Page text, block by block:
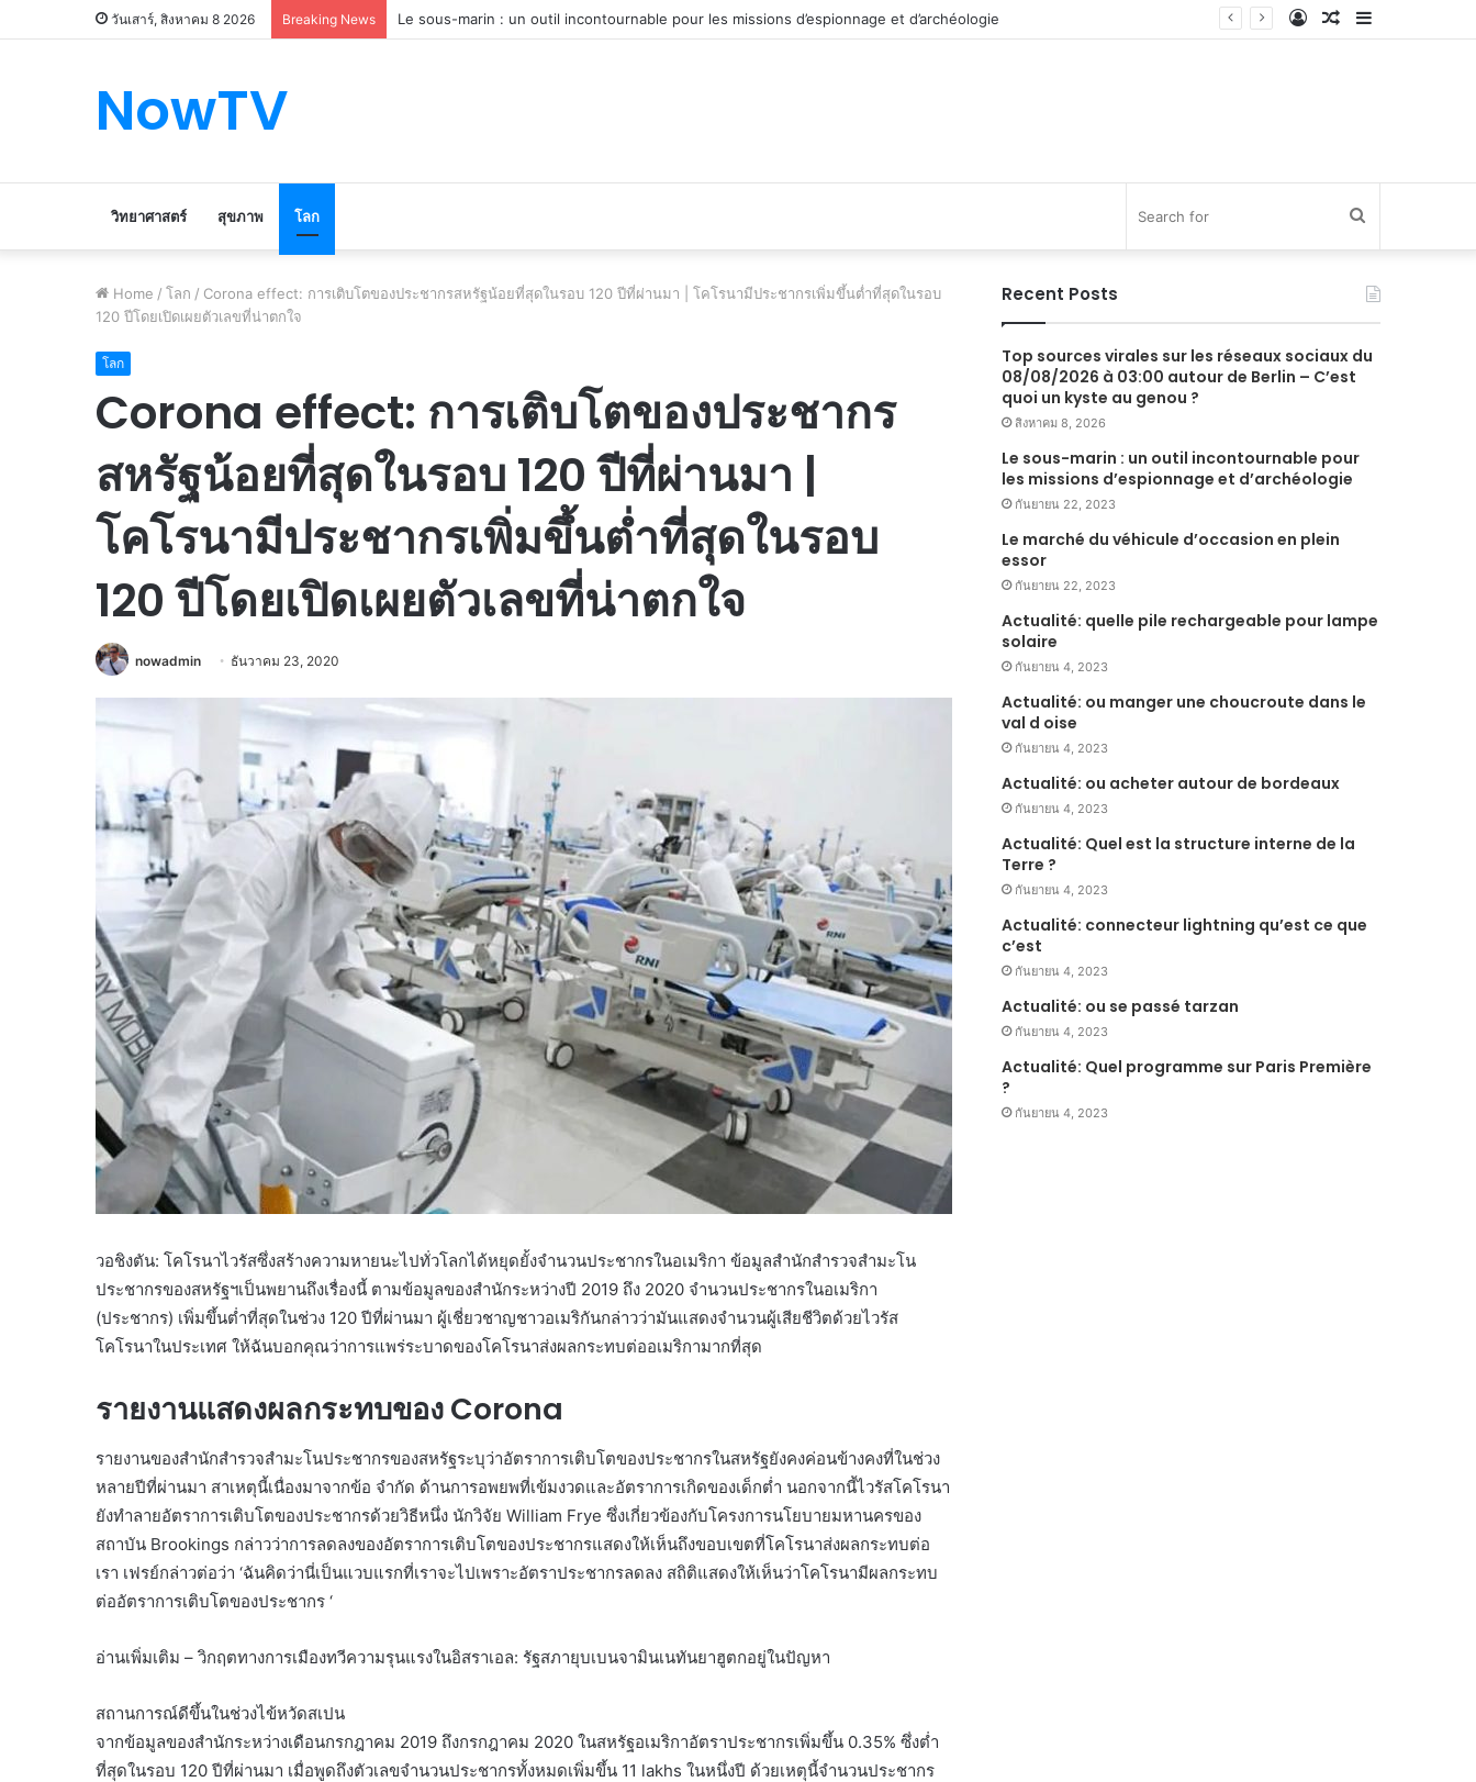
วันเสาร์, สิงหาคม 8 2026 Breaking News Le marché du véhicule d’occasion en plein essor Sidebar
Random
Log
NowTV
วิทยาศาสตร์ สุขภาพ โลก
for
Home / โลก / Corona effect: การเติบโตของประชากรสหรัฐน้อยที่สุดในรอบ 120 ปีที่ผ่านมา | โคโรนามีประชากรเพิ่มขึ้นต่ำที่สุดในรอบ
120 ปีโดยเปิดเผยตัวเลขที่น่าตกใจ
โลก
Corona effect: การเติบโตของประชากร
สหรัฐน้อยที่สุดในรอบ 120 ปีที่ผ่านมา |
โคโรนามีประชากรเพิ่มขึ้นต่ำที่สุดในรอบ
120 ปีโดยเปิดเผยตัวเลขที่น่าตกใจ
nowadmin ธันวาคม 23, 2020
วอชิงตัน: ​​โคโรนาไวรัสซึ่งสร้างความหายนะไปทั่วโลกได้หยุดยั้งจำนวนประชากรในอเมริกา ข้อมูลสำนักสำรวจสำมะโน
ประชากรของสหรัฐฯเป็นพยานถึงเรื่องนี้ ตามข้อมูลของสำนักระหว่างปี 2019 ถึง 2020 จำนวนประชากรในอเมริกา
(ประชากร) เพิ่มขึ้นต่ำที่สุดในช่วง 120 ปีที่ผ่านมา ผู้เชี่ยวชาญชาวอเมริกันกล่าวว่ามันแสดงจำนวนผู้เสียชีวิตด้วยไวรัส
โคโรนาในประเทศ ให้ฉันบอกคุณว่าการแพร่ระบาดของโคโรนาส่งผลกระทบต่ออเมริกามากที่สุด
รายงานแสดงผลกระทบของ Corona
รายงานของสำนักสำรวจสำมะโนประชากรของสหรัฐระบุว่าอัตราการเติบโตของประชากรในสหรัฐยังคงค่อนข้างคงที่ในช่วง
หลายปีที่ผ่านมา สาเหตุนี้เนื่องมาจากข้อ จำกัด ด้านการอพยพที่เข้มงวดและอัตราการเกิดของเด็กต่ำ นอกจากนี้ไวรัสโคโรนา
ยังทำลายอัตราการเติบโตของประชากรด้วยวิธีหนึ่ง นักวิจัย William Frye ซึ่งเกี่ยวข้องกับโครงการนโยบายมหานครของ
สถาบัน Brookings กล่าวว่าการลดลงของอัตราการเติบโตของประชากรแสดงให้เห็นถึงขอบเขตที่โคโรนาส่งผลกระทบต่อ
เรา เฟรย์กล่าวต่อว่า ‘ฉันคิดว่านี่เป็นแวบแรกที่เราจะไปเพราะอัตราประชากรลดลง สถิติแสดงให้เห็นว่าโคโรนามีผลกระทบ
ต่ออัตราการเติบโตของประชากร ‘
อ่านเพิ่มเติม – วิกฤตทางการเมืองทวีความรุนแรงในอิสราเอล: รัฐสภายุบเบนจามินเนทันยาฮูตกอยู่ในปัญหา
สถานการณ์ดีขึ้นในช่วงไข้หวัดสเปน
จากข้อมูลของสำนักระหว่างเดือนกรกฎาคม 2019 ถึงกรกฎาคม 2020 ในสหรัฐอเมริกาอัตราประชากรเพิ่มขึ้น 0.35% ซึ่งต่ำ
ที่สุดในรอบ 120 ปีที่ผ่านมา เมื่อพูดถึงตัวเลขจำนวนประชากรทั้งหมดเพิ่มขึ้น 11 lakhs ในหนึ่งปี ด้วยเหตุนี้จำนวนประชากร
Recent Posts
Top sources virales sur les réseaux sociaux du
08/08/2026 à 03:00 autour de Berlin – C’est
quoi un kyste au genou ?
สิงหาคม 8, 2026
Le sous-marin : un outil incontournable pour
les missions d’espionnage et d’archéologie
กันยายน 22, 2023
Le marché du véhicule d’occasion en plein
essor
กันยายน 22, 2023
Actualité: quelle pile rechargeable pour lampe
solaire
กันยายน 4, 2023
Actualité: ou manger une choucroute dans le
val d oise
กันยายน 4, 2023
Actualité: ou acheter autour de bordeaux
กันยายน 4, 2023
Actualité: Quel est la structure interne de la
Terre ?
กันยายน 4, 2023
Actualité: connecteur lightning qu’est ce que
c’est
กันยายน 4, 2023
Actualité: ou se passé tarzan
กันยายน 4, 2023
Actualité: Quel programme sur Paris Première
?
กันยายน 4, 2023